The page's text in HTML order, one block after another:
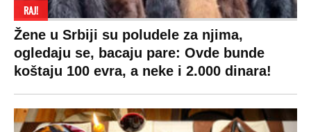
RAJ!
Žene u Srbiji su poludele za njima,
ogledaju se, bacaju pare: Ovde bunde
koštaju 100 evra, a neke i 2.000 dinara!